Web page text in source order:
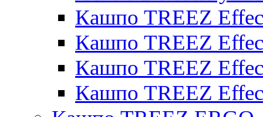
Кашпо TREEZ
Кашпо TREEZ
Кашпо TREEZ
Кашпо TREEZ